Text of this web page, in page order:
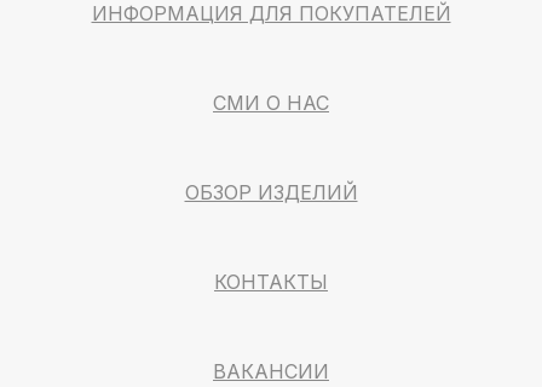
ИНФОРМАЦИЯ ДЛЯ ПОКУПАТЕЛЕЙ
СМИ О НАС
ОБЗОР ИЗДЕЛИЙ
КОНТАКТЫ
ВАКАНСИИ